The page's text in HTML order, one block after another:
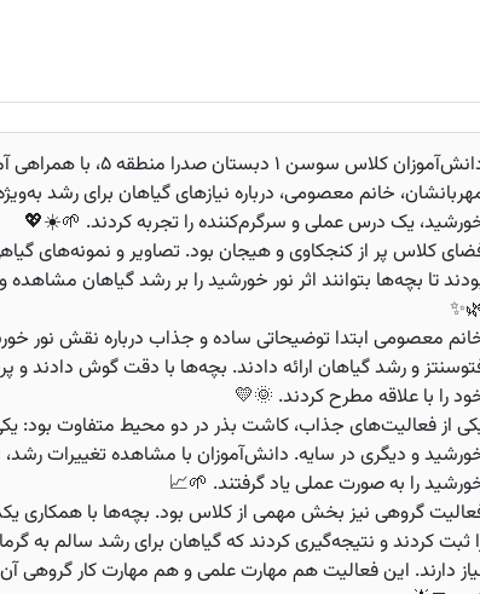
دانش‌آموزان کلاس سوسن ۱ دبستان صدرا منطقه
خانم معصومی، درباره نیازهای گیاهان برای رشد
یک درس عملی و سرگرم‌کننده را تجربه کردند. 🌱☀️💖
کلاس پر از کنجکاوی و هیجان بود. تصاویر و نمونه‌های
تا بچه‌ها بتوانند اثر نور خورشید را بر رشد گیاهان مشاهده
معصومی ابتدا توضیحاتی ساده و جذاب درباره نقش نور
و رشد گیاهان ارائه دادند. بچه‌ها با دقت گوش دادند
را با علاقه مطرح کردند. 🌞💛
از فعالیت‌های جذاب، کاشت بذر در دو محیط متفاوت بود:
و دیگری در سایه. دانش‌آموزان با مشاهده تغییرات
را به صورت عملی یاد گرفتند. 🌱📈
گروهی نیز بخش مهمی از کلاس بود. بچه‌ها با همکاری
ثبت کردند و نتیجه‌گیری کردند که گیاهان برای رشد سالم به
دارند. این فعالیت هم مهارت علمی و هم مهارت کار گروهی